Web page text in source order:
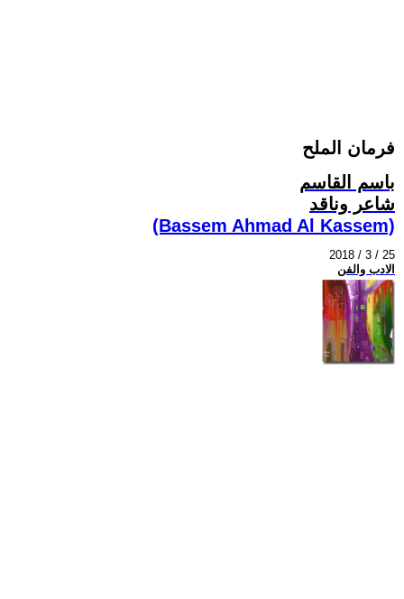
فرمان الملح
باسم القاسم
شاعر وناقد
(Bassem Ahmad Al Kassem)
2018 / 3 / 25
الادب والفن